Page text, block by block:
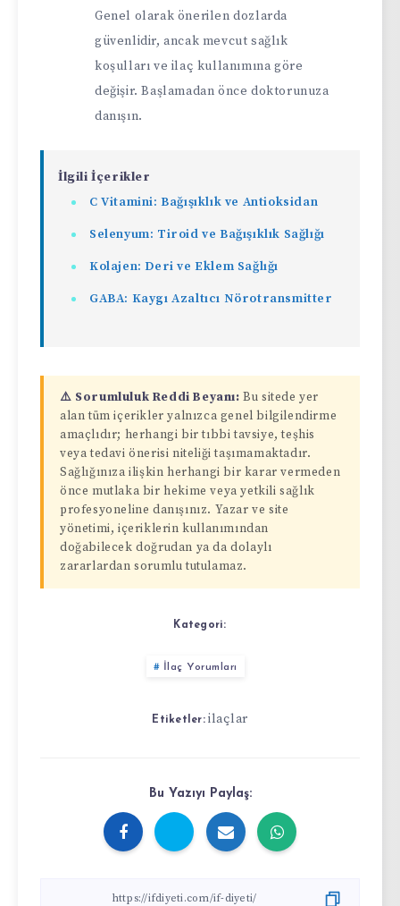
Genel olarak önerilen dozlarda
güvenlidir, ancak mevcut sağlık
koşulları ve ilaç kullanımına göre
değişir. Başlamadan önce doktorunuza
danışın.
İlgili İçerikler
C Vitamini: Bağışıklık ve Antioksidan
Selenyum: Tiroid ve Bağışıklık Sağlığı
Kolajen: Deri ve Eklem Sağlığı
GABA: Kaygı Azaltıcı Nörotransmitter
⚠️ Sorumluluk Reddi Beyanı: Bu sitede yer
alan tüm içerikler yalnızca genel bilgilendirme
amaçlıdır; herhangi bir tıbbi tavsiye, teşhis
veya tedavi önerisi niteliği taşımamaktadır.
Sağlığınıza ilişkin herhangi bir karar vermeden
önce mutlaka bir hekime veya yetkili sağlık
profesyoneline danışınız. Yazar ve site
yönetimi, içeriklerin kullanımından
doğabilecek doğrudan ya da dolaylı
zararlardan sorumlu tutulamaz.
Kategori:
İlaç Yorumları
Etiketler: ilaçlar
Bu Yazıyı Paylaş: